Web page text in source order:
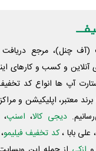
(آف چنل)، مرجع
آنلاین و کسب و‌ کارهای
آپ ها انواع کد
معتبر، اپلیکیشن و
دیجی کالا، اسنپ
بابا ،کد تخفیف فیلیمو